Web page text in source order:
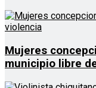
Mujeres
municipio libre